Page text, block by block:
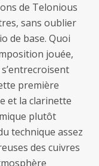
de Telonious
sans oublier
de base. Quoi
jouée,
première
et la clarinette
plutôt
technique assez
des cuivres